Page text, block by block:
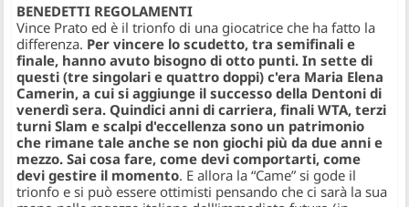
BENEDETTI REGOLAMENTI
Vince Prato ed è il trionfo di una giocatrice che ha fatto la
differenza. Per vincere lo scudetto, tra semifinali e
finale, hanno avuto bisogno di otto punti. In sette di
questi (tre singolari e quattro doppi) c'era Maria Elena
Camerin, a cui si aggiunge il successo della Dentoni di
venerdì sera. Quindici anni di carriera, finali WTA, terzi
turni Slam e scalpi d'eccellenza sono un patrimonio
che rimane tale anche se non giochi più da due anni e
mezzo. Sai cosa fare, come devi comportarti, come
devi gestire il momento. E allora la “Came” si gode il
trionfo e si può essere ottimisti pensando che ci sarà la sua